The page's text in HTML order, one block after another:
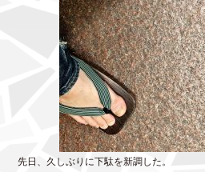
先日、久しぶりに下駄を新調した。